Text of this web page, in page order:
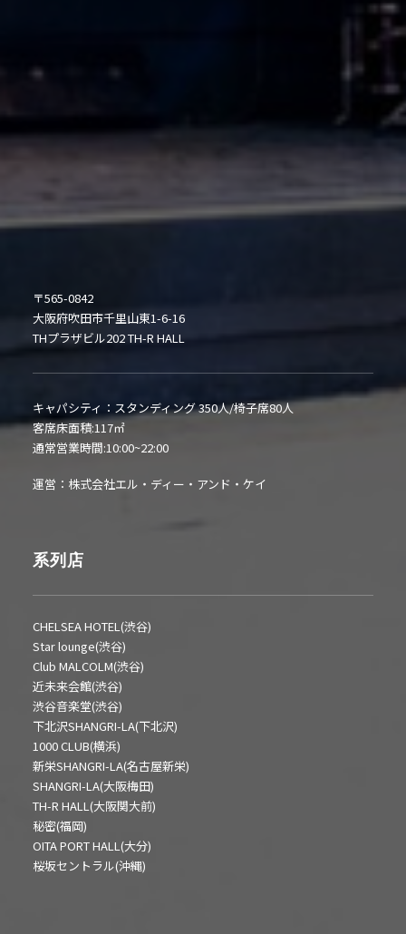
〒565-0842
大阪府吹田市千里山東1-6-16
THプラザビル202 TH-R HALL
キャパシティ：スタンディング 350人/椅子席80人
客席床面積:117㎡
通常営業時間:10:00~22:00
運営：株式会社エル・ディー・アンド・ケイ
系列店
CHELSEA HOTEL(渋谷)
Star lounge(渋谷)
Club MALCOLM(渋谷)
近未来会館(渋谷)
渋谷音楽堂(渋谷)
下北沢SHANGRI-LA(下北沢)
1000 CLUB(横浜)
新栄SHANGRI-LA(名古屋新栄)
SHANGRI-LA(大阪梅田)
TH-R HALL(大阪関大前)
秘密(福岡)
OITA PORT HALL(大分)
桜坂セントラル(沖縄)